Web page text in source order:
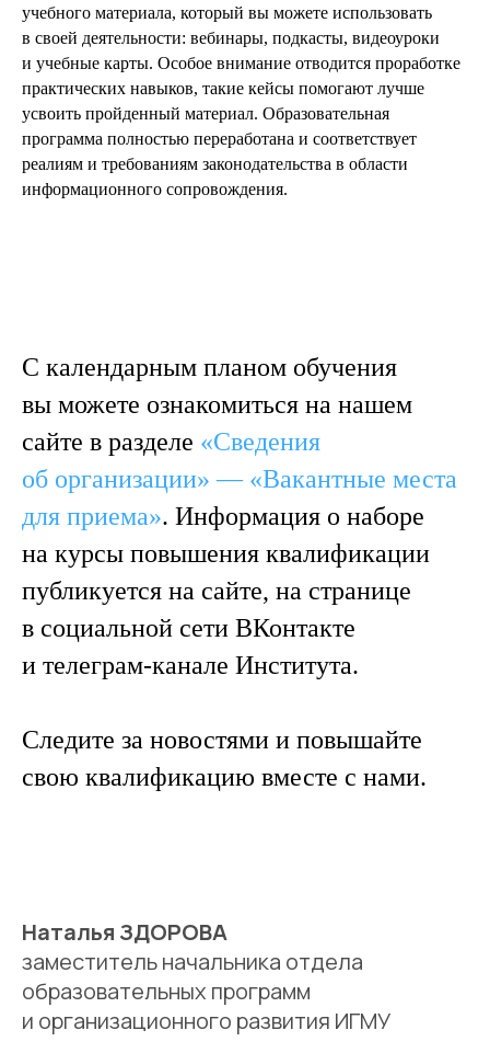
учебного материала, который вы можете использовать
в своей деятельности: вебинары, подкасты, видеоуроки
и учебные карты. Особое внимание отводится проработке
практических навыков, такие кейсы помогают лучше
усвоить пройденный материал. Образовательная
программа полностью переработана и соответствует
реалиям и требованиям законодательства в области
информационного сопровождения.
С календарным планом обучения
вы можете ознакомиться на нашем
сайте в разделе «Сведения
об организации» — «Вакантные места
для приема». Информация о наборе
на курсы повышения квалификации
публикуется на сайте, на странице
в социальной сети ВКонтакте
и телеграм-канале Института.
Следите за новостями и повышайте
свою квалификацию вместе с нами.
Наталья ЗДОРОВА
заместитель начальника отдела
образовательных программ
и организационного развития ИГМУ